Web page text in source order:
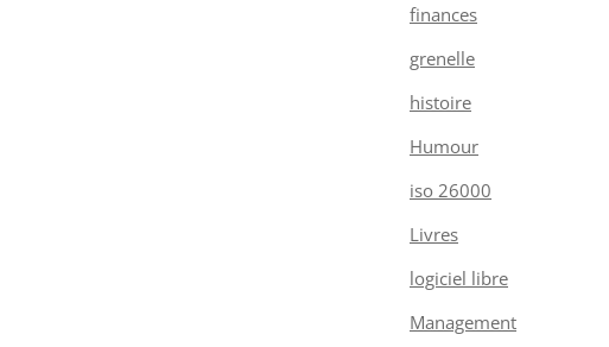
finances
grenelle
histoire
Humour
iso 26000
Livres
logiciel libre
Management